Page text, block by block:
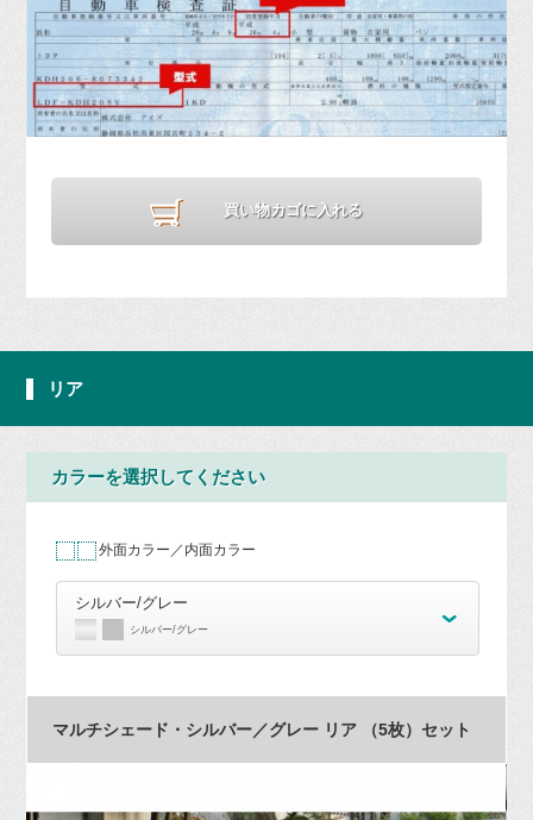
買い物カゴに入れる
リア
カラーを選択してください
外面カラー／内面カラー
シルバー/グレー
シルバー/グレー
マルチシェード・シルバー／グレー リア （5枚）セット